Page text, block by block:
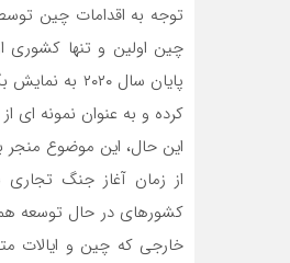
توجه به اقدامات چین
پایان سال
کرده و به عنوان نمونه ای
این حال، این موضوع
از زمان آغاز جنگ
کشورهای در حال توسعه
خارجی که چین و ایالات